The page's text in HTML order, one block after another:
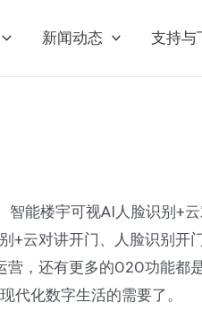
新闻动态 支持与
能楼宇可视AI人脸识别+
+云对讲开门、人脸识别开
，还有更多的O2O功能都
代化数字生活的需要了。